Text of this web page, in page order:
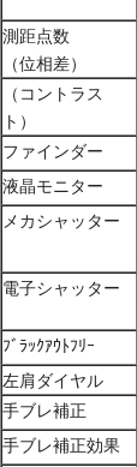
測距点数
（位相差）
（コントラス
ト）
ファインダー
液晶モニター
メカシャッター
電子シャッター
ﾌﾞﾗｯｸｱｳﾄﾌﾘｰ
左肩ダイヤル
手ブレ補正
手ブレ補正効果